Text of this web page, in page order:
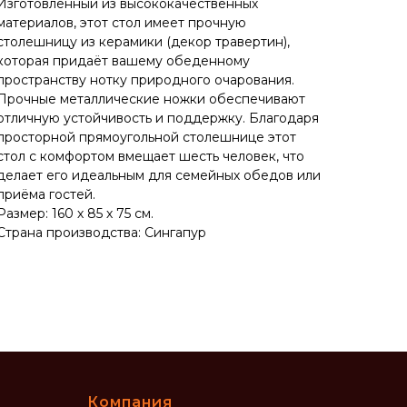
из высококачественных
этот стол имеет прочную
из керамики (декор травертин),
придаёт вашему обеденному
нотку природного очарования.
металлические ножки обеспечивают
устойчивость и поддержку. Благодаря
прямоугольной столешнице этот
с комфортом вмещает шесть человек, что
его идеальным для семейных обедов или
гостей.
160 х 85 х 75 см.
производства: Сингапур
Компания